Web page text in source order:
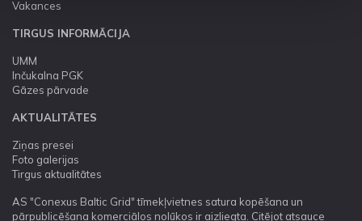
Vakances
TIRGUS INFORMĀCIJA
UMM
Inčukalna PGK
Gāzes pārvade
AKTUALITĀTES
Ziņas presei
Foto galerijas
Tirgus aktualitātes
AS "Conexus Baltic Grid" tīmekļvietnes satura kopēšana un
pārpublicēšana komerciālos nolūkos ir aizliegta. Citējot atsauce